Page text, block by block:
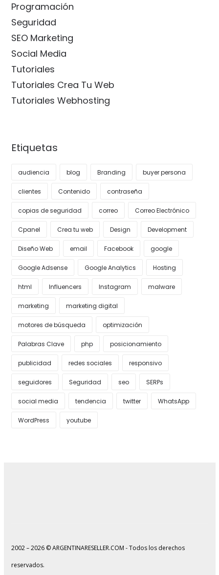
Programación
Seguridad
SEO Marketing
Social Media
Tutoriales
Tutoriales Crea Tu Web
Tutoriales Webhosting
Etiquetas
audiencia blog Branding buyer persona
clientes Contenido contraseña
copias de seguridad correo Correo Electrónico
Cpanel Crea tu web Design Development
Diseño Web email Facebook google
Google Adsense Google Analytics Hosting
html Influencers Instagram malware
marketing marketing digital
motores de búsqueda optimización
Palabras Clave php posicionamiento
publicidad redes sociales responsivo
seguidores Seguridad seo SERPs
social media tendencia twitter WhatsApp
WordPress youtube
2002 – 2026 © ARGENTINARESELLER.COM - Todos los derechos
reservados.